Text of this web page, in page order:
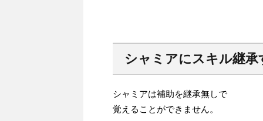
シャミアにスキル継
シャミアは補助を継承無しで
覚えることができません。